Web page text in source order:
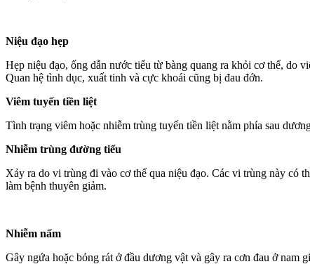
Niệu đạo hẹp
Hẹp niệu đạo, ống dẫn nước tiểu từ bàng quang ra khỏi cơ thể, do
Quan hệ tình dục, xuất tinh và cực khoái cũng bị đau đớn.
Viêm tuyến tiền liệt
Tình trạng viêm hoặc nhiễm trùng tuyến tiền liệt nằm phía sau
Nhiễm trùng đường tiểu
Xảy ra do vi trùng đi vào cơ thể qua niệu đạo. Các vi trùng này có
làm bệnh thuyên giảm.
Nhiễm nấm
Gây ngứa hoặc bỏng rát ở đầu dương vật và gây ra cơn đau ở nam